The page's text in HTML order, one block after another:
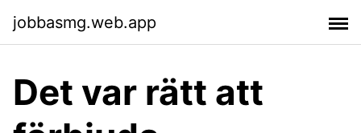
jobbasmg.web.app
Det var rätt att